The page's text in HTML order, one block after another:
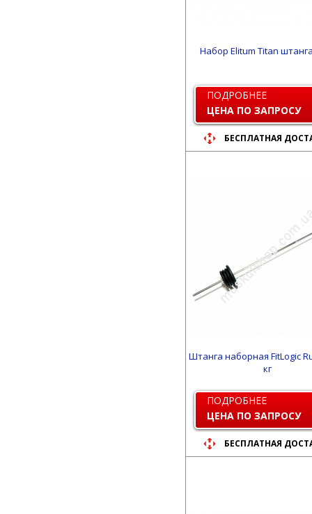
Набор Elitum Titan
ПОДРОБНЕЕ
ЦЕНА ПО ЗАПРОСУ
БЕСПЛАТНАЯ
Штанга наборная FitLogic
кг
ПОДРОБНЕЕ
ЦЕНА ПО ЗАПРОСУ
БЕСПЛАТНАЯ